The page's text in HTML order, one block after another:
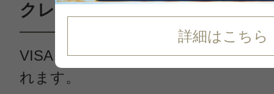
詳細はこちら
クレジットカード（手数料無料
VISA、Master、JCB、AMEX、
れます。